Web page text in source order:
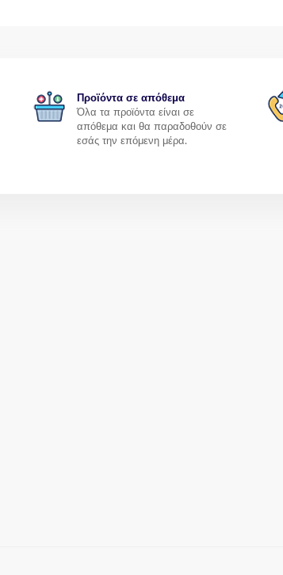
Προϊόντα σε απόθεμα
Όλα τα προϊόντα είναι σε
απόθεμα και θα παραδοθούν σε
εσάς την επόμενη μέρα.